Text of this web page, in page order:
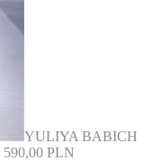
YULIYA BABICH
590,00 PLN